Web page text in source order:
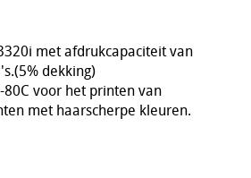
met afdrukcapaciteit van
dekking)
80C voor het printen van
met haarscherpe kleuren.